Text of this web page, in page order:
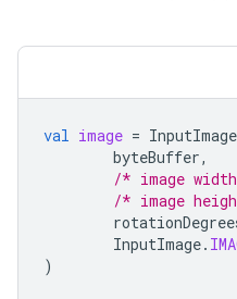
val image = InputImage
byteBuffer,
/* image
/* image
InputImage.
)